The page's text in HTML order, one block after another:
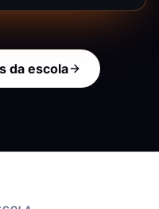
da escola